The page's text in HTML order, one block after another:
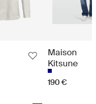
Maison
Kitsune
190 €